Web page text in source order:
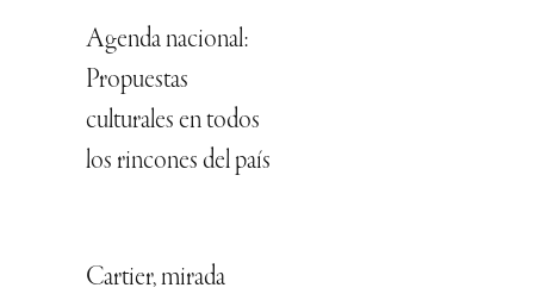
Agenda nacional:
Propuestas
culturales en todos
los rincones del país
Cartier, mirada